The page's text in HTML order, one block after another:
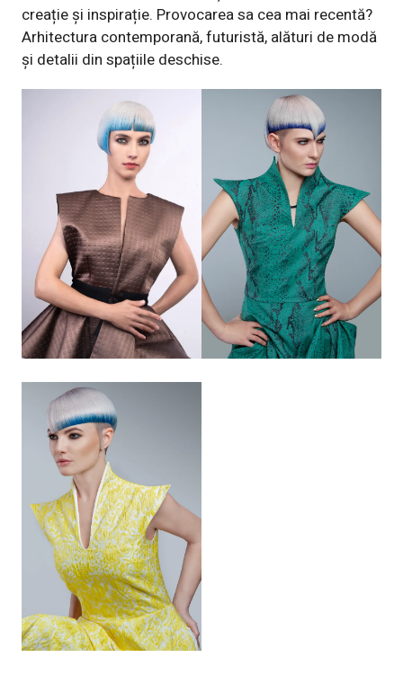
creație și inspirație. Provocarea sa cea mai recentă?
Arhitectura contemporană, futuristă, alături de modă
și detalii din spațiile deschise.